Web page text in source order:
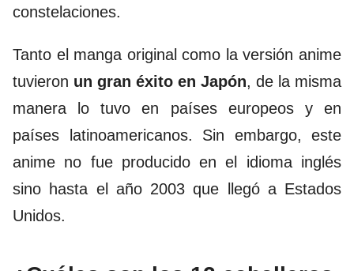
constelaciones.
Tanto el manga original como la versión anime
tuvieron un gran éxito en Japón, de la misma
manera lo tuvo en países europeos y en
países latinoamericanos. Sin embargo, este
anime no fue producido en el idioma inglés
sino hasta el año 2003 que llegó a Estados
Unidos.